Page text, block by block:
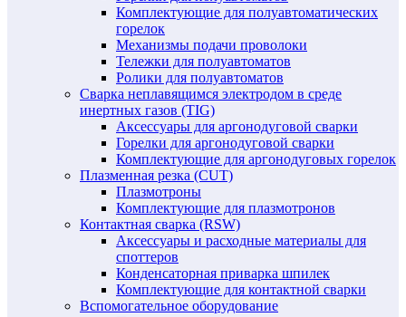
Комплектующие для полуавтоматических
горелок
Механизмы подачи проволоки
Тележки для полуавтоматов
Ролики для полуавтоматов
Сварка неплавящимся электродом в среде
инертных газов (TIG)
Аксессуары для аргонодуговой сварки
Горелки для аргонодуговой сварки
Комплектующие для аргонодуговых горелок
Плазменная резка (CUT)
Плазмотроны
Комплектующие для плазмотронов
Контактная сварка (RSW)
Аксессуары и расходные материалы для
споттеров
Конденсаторная приварка шпилек
Комплектующие для контактной сварки
Вспомогательное оборудование